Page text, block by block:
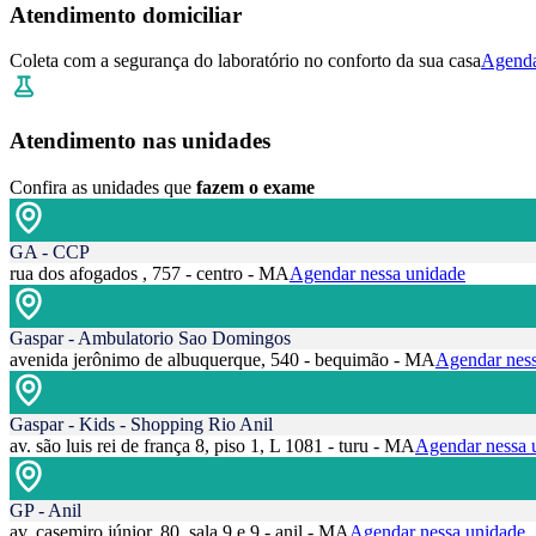
Atendimento domiciliar
Coleta com a segurança do laboratório no conforto da sua casa
Atendimento nas unidades
Confira as unidades que fazem o exame
GA - CCP
rua dos afogados , 757 - centro - MAAgendar nessa unidade
Gaspar - Ambulatorio Sao Domingos
avenida jerônimo de albuquerque, 540 - bequimão - MAAgendar
Gaspar - Kids - Shopping Rio Anil
av. são luis rei de frança 8, piso 1, L 1081 - turu - MAAgendar nessa
GP - Anil
av. casemiro júnior, 80, sala 9 e 9 - anil - MAAgendar nessa unidade